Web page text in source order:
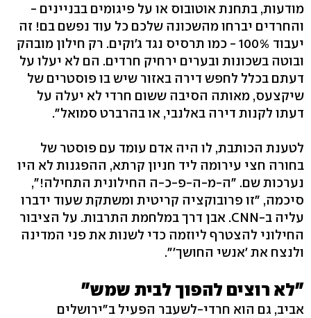
מודעות, בתחנת אוטובוס או על פיגומים בבניינים -
והחרדים יברחו מהשכונה שלכם כל עוד נפשם בם! זה
יעבוד 100% - כמו תרסיס נגד ג'וקים. רק חילון מובהק
ובוטה בשכונות ובערים ירחיק חרדים. הם לא יעלו על
דעתם בכלל לחפש דירה באזור שיש בו פוסטרים של
שיקצעס, מאותה הסיבה ששום חרדי לא יעלה על
דעתו לקנות דירה באלנבי, או בהרברט סמואל".
לטענת הכותבת, לו היה אדם עומד עם פוסטר של
בחורה חצי עירומה ליד חניון קרתא, ההפגנות לא היו
נערכות שם. "ה-מ-ה-פ-כ-ה החילונית התחילה!",
סיכמה, "זו פרובוקציה קריטית ומשתקת שעוד ידברו
עליה ב-CNN. אבן דרך במלחמת התרבות. על הציבור
החילוני להצטרף ליוזמה כדי לשנות את פני המדינה
ולנצח את 'אנשי החושך'".
"לא רוצים להפוך לבית שמש"
אביב, גם הוא חרדי-לשעבר הפעיל ב"ירושלים